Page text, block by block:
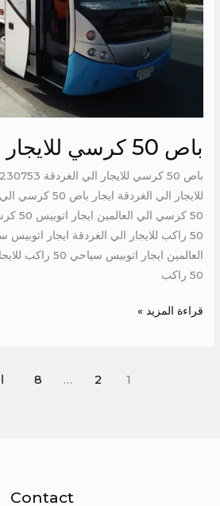
باص 50 كرسي للايجار الي الغردقة
للايجار الي
50
العالمين ايجار
50 راكب
قراءة المزيد »
1
2
…
8
Contact